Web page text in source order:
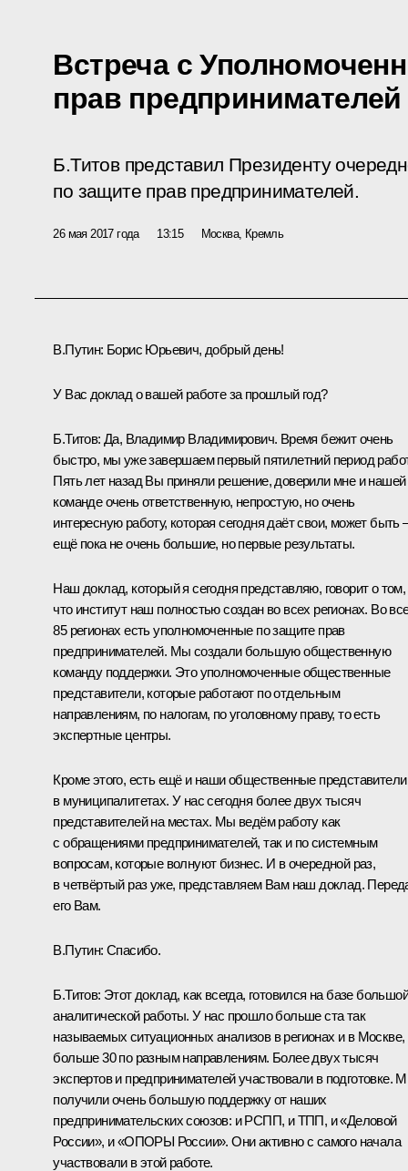
Встреча с
прав
Б.Титов представил Президенту
по защите прав предпринимателей.
26 мая 2017 года 13:15 Москва, Кремль
В.Путин: Борис Юрьевич, добрый день!
У Вас доклад о вашей работе за прошлый год?
Б.Титов: Да, Владимир Владимирович. Время бежит очень
быстро, мы уже завершаем первый пятилетний период
Пять лет назад Вы приняли решение, доверили мне и нашей
команде очень ответственную, непростую, но очень
интересную работу, которая сегодня даёт свои, может быть
ещё пока не очень большие, но первые результаты.
Наш доклад, который я сегодня представляю, говорит о том,
что институт наш полностью создан во всех регионах. Во
85 регионах есть уполномоченные по защите прав
предпринимателей. Мы создали большую общественную
команду поддержки. Это уполномоченные общественные
представители, которые работают по отдельным
направлениям, по налогам, по уголовному праву, то есть
экспертные центры.
Кроме этого, есть ещё и наши общественные представители
в муниципалитетах. У нас сегодня более двух тысяч
представителей на местах. Мы ведём работу как
с обращениями предпринимателей, так и по системным
вопросам, которые волнуют бизнес. И в очередной раз,
в четвёртый раз уже, представляем Вам наш доклад.
его Вам.
В.Путин: Спасибо.
Б.Титов: Этот доклад, как всегда, готовился на базе большой
аналитической работы. У нас прошло больше ста так
называемых ситуационных анализов в регионах и в Москве,
больше 30 по разным направлениям. Более двух тысяч
экспертов и предпринимателей участвовали в подготовке.
получили очень большую поддержку от наших
предпринимательских союзов: и РСПП, и ТПП, и «Деловой
России», и «ОПОРЫ России». Они активно с самого начала
участвовали в этой работе.